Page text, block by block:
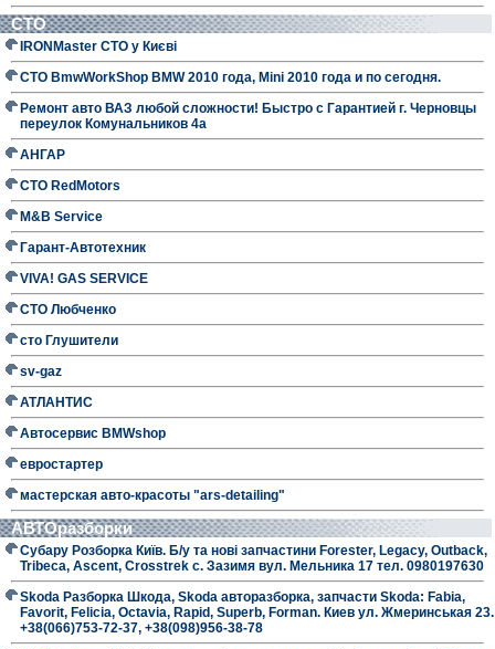
СТО
IRONMaster СТО у Києві
СТО BmwWorkShop BMW 2010 года, Mini 2010 года и по сегодня.
Ремонт авто ВАЗ любой сложности! Быстро с Гарантией г. Черновцы
переулок Комунальников 4а
АНГАР
СТО RedMotors
M&B Service
Гарант-Автотехник
VIVA! GAS SERVICE
СТО Любченко
сто Глушители
sv-gaz
АТЛАНТИС
Автосервис BMWshop
евростартер
мастерская авто-красоты "ars-detailing"
АВТОразборки
Субару Розборка Київ. Б/у та нові запчастини Forester, Legacy, Outback,
Tribeca, Ascent, Crosstrek с. Зазимя вул. Мельника 17 тел. 0980197630
Skoda Разборка Шкода, Skoda авторазборка, запчасти Skoda: Fabia,
Favorit, Felicia, Octavia, Rapid, Superb, Forman. Киев ул. Жмеринськая 23.
+38(066)753-72-37, +38(098)956-38-78